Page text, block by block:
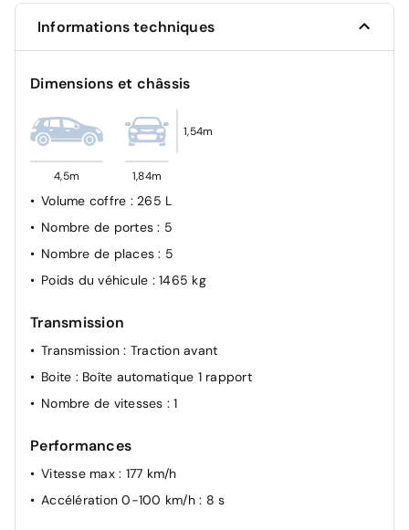
Informations techniques
Dimensions et châssis
4,5m 1,84m
1,54m
Volume coffre : 265 L
Nombre de portes: 5
Nombre de places: 5
Poids du véhicule : 1465 kg
Transmission
Transmission: Traction avant
Boite : Boîte automatique 1 rapport
Nombre de vitesses : 1
Performances
Vitesse max : 177 km/h
Accélération 0-100 km/h : 8 s